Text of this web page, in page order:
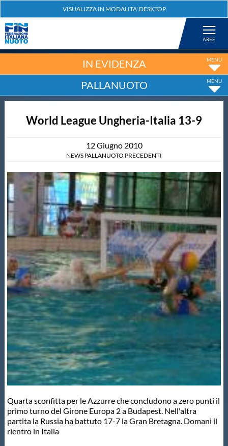
Nuoto
Tuffi
Artistico
Fondo
Salvamento
Master
Formazione
GUG
Scuole Nuoto
Propaganda
Centri Federali
Area Legislativa
IN EVIDENZA
PALLANUOTO
World League Ungheria-Italia 13-9
12Giugno 2010
NEWS PALLANUOTO PRECEDENTI
Quarta sconfitta per le Azzurre che concludono a zero punti il
primo turno del Girone Europa 2 a Budapest. Nell'altra
partita la Russia ha battuto 17-7 la Gran Bretagna. Domani il
rientro in Italia